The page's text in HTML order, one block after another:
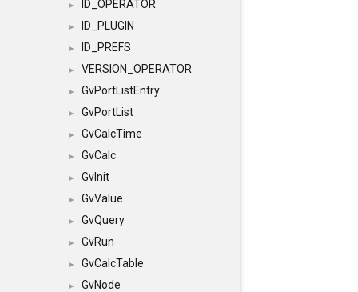
► ID_OPERATOR
► ID_PLUGIN
► ID_PREFS
► VERSION_OPERATOR
► GvPortListEntry
► GvPortList
► GvCalcTime
► GvCalc
► GvInit
► GvValue
► GvQuery
► GvRun
► GvCalcTable
► GvNode